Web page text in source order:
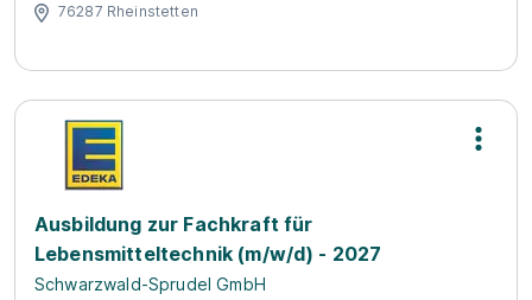
76287 Rheinstetten
Ausbildung zur Fachkraft für
Lebensmitteltechnik (m/w/d) - 2027
Schwarzwald-Sprudel GmbH